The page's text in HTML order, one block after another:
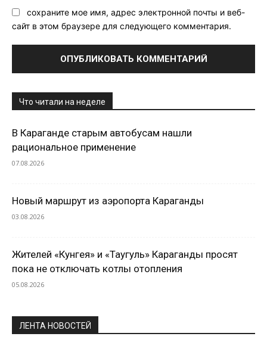
сохраните мое имя, адрес электронной почты и веб-
сайт в этом браузере для следующего комментария.
Что читали на неделе
В Караганде старым автобусам нашли
рациональное применение
07.08.2026
Новый маршрут из аэропорта Караганды
03.08.2026
Жителей «Кунгея» и «Таугуль» Караганды просят
пока не отключать котлы отопления
05.08.2026
ЛЕНТА НОВОСТЕЙ